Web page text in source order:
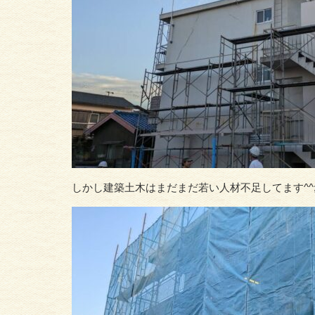
しかし建築土木はまだまだ若い人材不足してます